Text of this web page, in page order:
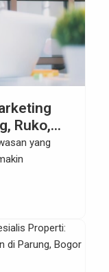
Ruko,
di
yang